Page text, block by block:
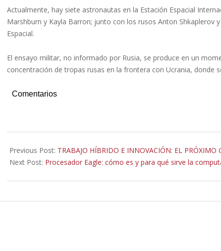
Actualmente, hay siete astronautas en la Estación Espacial
Marshburn y Kayla Barron; junto con los rusos Anton Shkaplerov
Espacial.
El ensayo militar, no informado por Rusia, se produce en un
concentración de tropas rusas en la frontera con Ucrania, donde
Comentarios
11-
17
Previous Post: TRABAJO HÍBRIDO E INNOVACIÓN: EL
Next Post: Procesador Eagle: cómo es y para qué sirve la